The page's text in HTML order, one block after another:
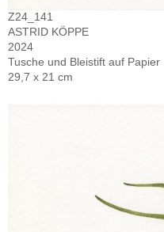
Z24_141
ASTRID KÖPPE
2024
Tusche und Bleistift auf Papier
29,7 x 21 cm